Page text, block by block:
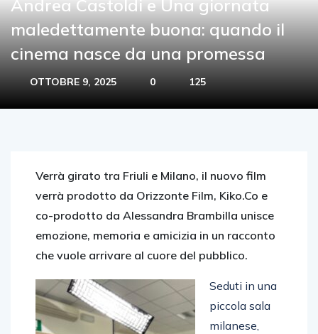
Andrea Castoldi e Una giornata
maledettamente buona: quando il
cinema nasce da una promessa
OTTOBRE 9, 2025 0 125
Verrà girato tra Friuli e Milano, il nuovo film
verrà prodotto da Orizzonte Film, Kiko.Co e
co-prodotto da Alessandra Brambilla unisce
emozione, memoria e amicizia in un racconto
che vuole arrivare al cuore del pubblico.
Seduti in una
piccola sala
milanese,